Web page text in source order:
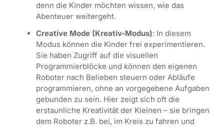
denn die Kinder möchten wissen, wie das
Abenteuer weitergeht.
Creative Mode (Kreativ-Modus): In diesem
Modus können die Kinder frei experimentieren.
Sie haben Zugriff auf die visuellen
Programmierblöcke und können den eigenen
Roboter nach Belieben steuern oder Abläufe
programmieren, ohne an vorgegebene Aufgaben
gebunden zu sein. Hier zeigt sich oft die
erstaunliche Kreativität der Kleinen – sie bringen
dem Roboter z.B. bei, im Kreis zu fahren und